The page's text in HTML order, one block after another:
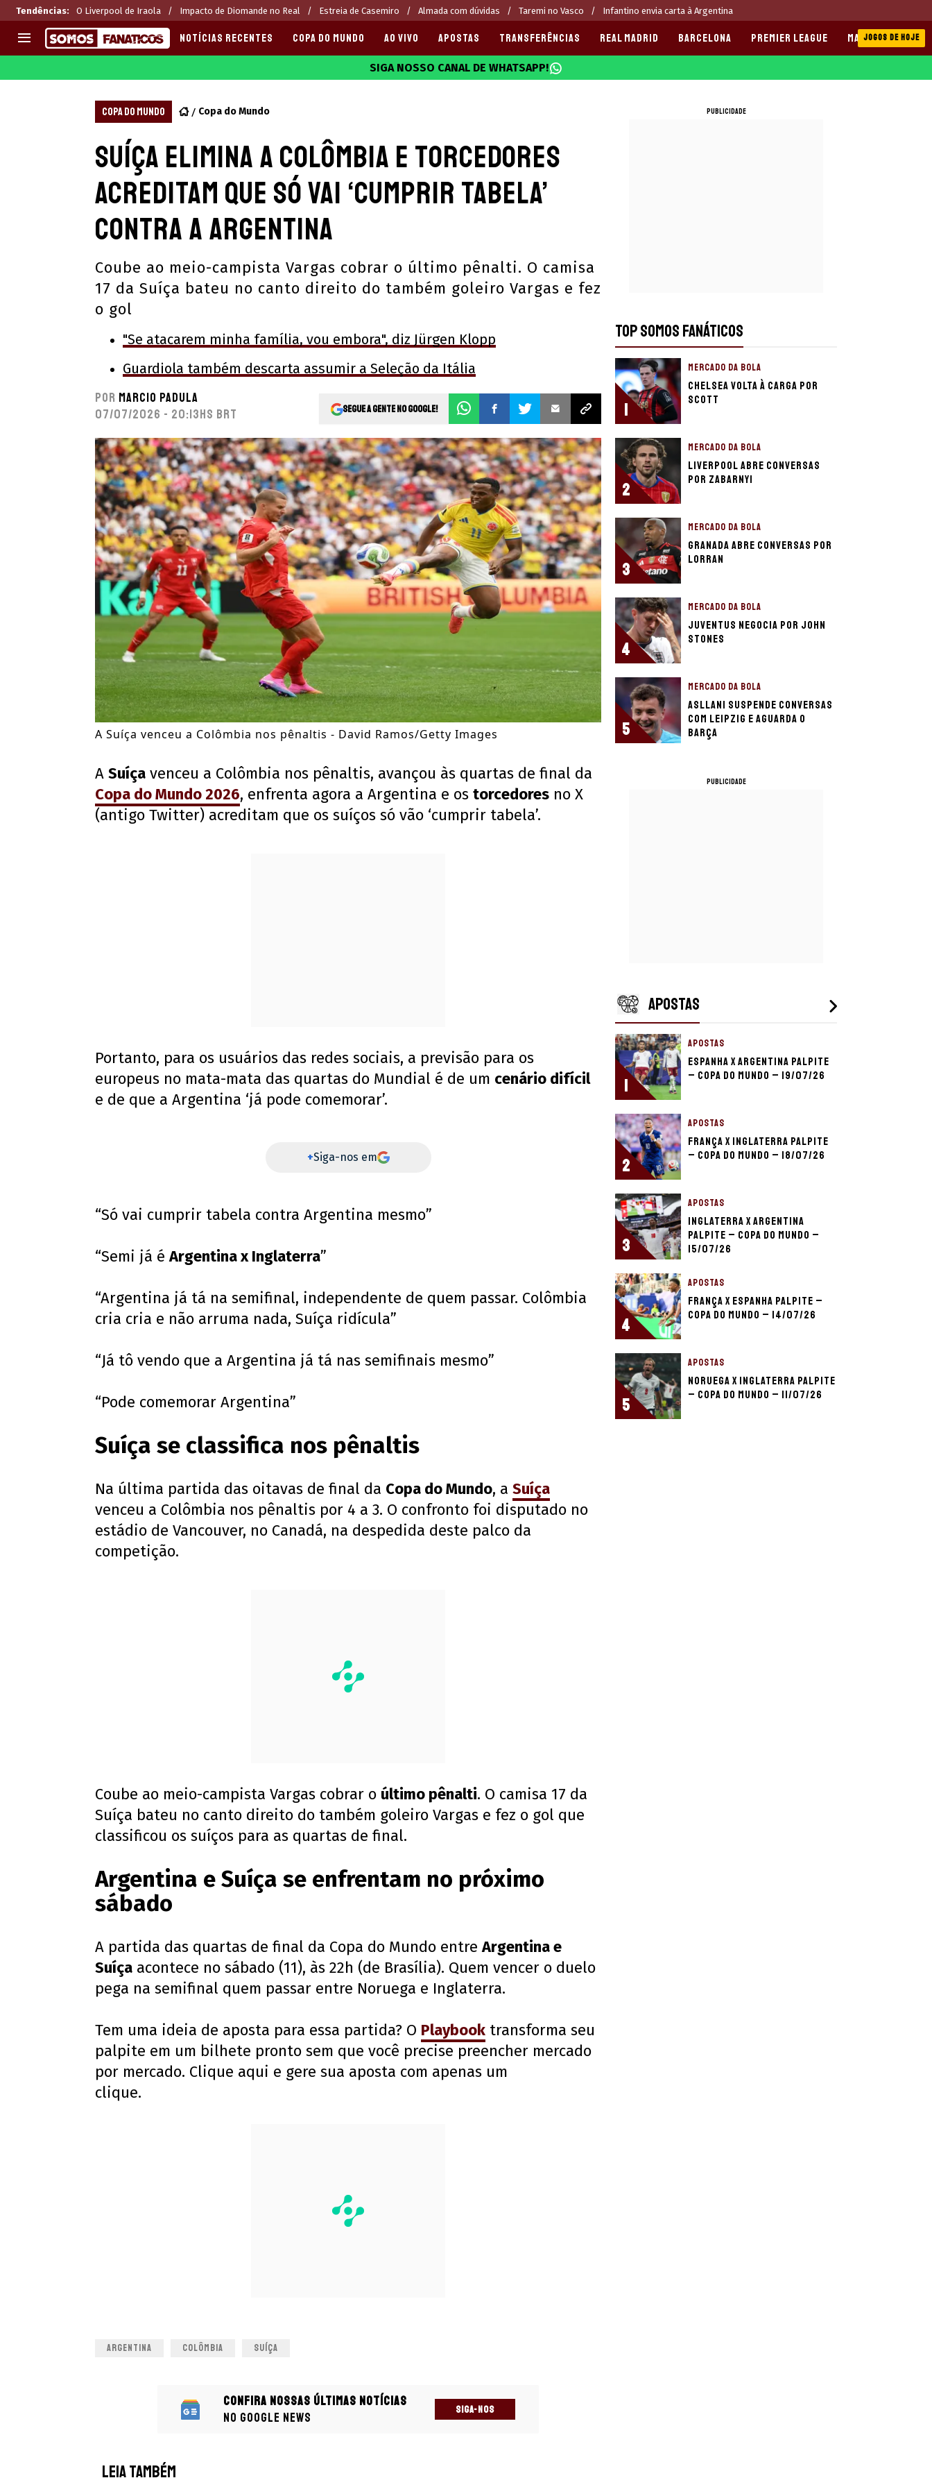
Tendências: O Liverpool de Iraola Impacto de Diomande no Real Estreia de Casemiro Almada com dúvidas Taremi no Vasco Infantino envia carta à Argentina
CHAMPIONS LEAGUE
PREMIER LEAGUE
LIGA PORTUGUESA
Melhores sites de apostas 2025
Últimas
CASAS DE APOSTAS
CÓDIGOS e OFERTAS
APPS
NOTÍCIAS RECENTES COPA DO MUNDO AO VIVO APOSTAS TRANSFERÊNCIAS REAL MADRID BARCELONA PREMIER LEAGUE MANCHESTER CITY
JOGOS DE HOJE
SIGA NOSSO CANAL DE WHATSAPP!
COPA DO MUNDO Copa do Mundo
Suíça elimina a Colômbia e torcedores
acreditam que só vai ‘cumprir tabela’
contra a Argentina
Coube ao meio-campista Vargas cobrar o último pênalti. O camisa
17 da Suíça bateu no canto direito do também goleiro Vargas e fez
o gol
"Se atacarem minha família, vou embora", diz Jürgen Klopp
Guardiola também descarta assumir a Seleção da Itália
Por Marcio Padula
07/07/2026 - 20:13hs BRT
Segue a gente no Google!
A Suíça venceu a Colômbia nos pênaltis - David Ramos/Getty Images
A Suíça venceu a Colômbia nos pênaltis, avançou às quartas de final da
Copa do Mundo 2026, enfrenta agora a Argentina e os torcedores no X
(antigo Twitter) acreditam que os suíços só vão ‘cumprir tabela’.
Portanto, para os usuários das redes sociais, a previsão para os
europeus no mata-mata das quartas do Mundial é de um cenário difícil
e de que a Argentina ‘já pode comemorar’.
+Siga-nos em
“Só vai cumprir tabela contra Argentina mesmo”
“Semi já éArgentina x Inglaterra”
“Argentina já tá na semifinal, independente de quem passar. Colômbia
cria cria e não arruma nada, Suíça ridícula”
“Já tô vendo que a Argentina já tá nas semifinais mesmo”
“Pode comemorar Argentina”
Suíça se classifica nos pênaltis
Na última partida das oitavas de final da Copa do Mundo, a Suíça
venceu a Colômbia nos pênaltis por 4 a 3. O confronto foi disputado no
estádio de Vancouver, no Canadá, na despedida deste palco da
competição.
Coube ao meio-campista Vargas cobrar o último pênalti. O camisa 17 da
Suíça bateu no canto direito do também goleiro Vargas e fez o gol que
classificou os suíços para as quartas de final.
Argentina e Suíça se enfrentam no próximo
sábado
A partida das quartas de final da Copa do Mundo entreArgentina e
Suíça acontece no sábado (11), às 22h (de Brasília). Quem vencer o duelo
pega na semifinal quem passar entre Noruega e Inglaterra.
Tem uma ideia de aposta para essa partida? O Playbook transforma seu
palpite em um bilhete pronto sem que você precise preencher mercado
por mercado. Clique aqui e gere sua aposta com apenas um
clique.
ARGENTINA COLÔMBIA SUÍÇA
Confira nossas últimas notícias
no Google News
SIGA-NOS
LEIA TAMBÉM
PUBLICIDADE
TOP SOMOS FANÁTICOS
1
MERCADO DA BOLA
Chelsea volta à carga por
Scott
2
MERCADO DA BOLA
Liverpool abre conversas
por Zabarnyi
3
MERCADO DA BOLA
Granada abre conversas por
Lorran
4
MERCADO DA BOLA
Juventus negocia por John
Stones
5
MERCADO DA BOLA
Asllani suspende conversas
com Leipzig e aguarda o
Barça
PUBLICIDADE
APOSTAS
1
APOSTAS
Espanha x Argentina palpite
– Copa do Mundo – 19/07/26
2
APOSTAS
França x Inglaterra palpite
– Copa do Mundo – 18/07/26
3
APOSTAS
Inglaterra x Argentina
palpite – Copa do Mundo –
15/07/26
4
APOSTAS
França x Espanha palpite –
Copa do Mundo – 14/07/26
5
APOSTAS
Noruega x Inglaterra palpite
– Copa do Mundo – 11/07/26